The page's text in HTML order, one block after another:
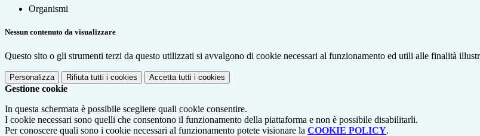
Organismi
Nessun contenuto da visualizzare
Questo sito o gli strumenti terzi da questo utilizzati si avvalgono di cookie necessari al funzionamento ed utili alle finalità
Personalizza Rifiuta tutti i cookies Accetta tutti i cookies
Gestione cookie
In questa schermata è possibile scegliere quali cookie consentire.
I cookie necessari sono quelli che consentono il funzionamento della piattaforma e non è possibile disabilitarli.
Per conoscere quali sono i cookie necessari al funzionamento potete visionare la COOKIE POLICY.